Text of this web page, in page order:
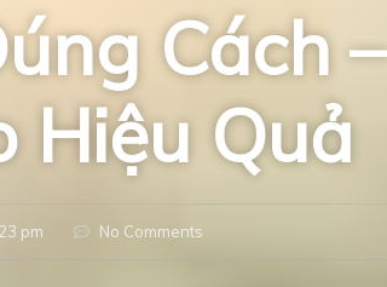
Cách –
Hiệu Quả
pm No Comments